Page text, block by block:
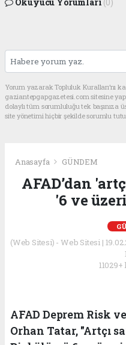
Yorum yazarak Topluluk Kuralları’nı
gaziantepgapgazetesi.com sitesine
dolaylı tüm sorumluluğu tek başınıza
site yönetimi hiçbir şekilde sorumlu
Anasayfa GÜNDEM
AFAD’dan
'6 ve
(Web Sitesi) - Web Sitesi |
AFAD Deprem Risk
Orhan Tatar, "Artçı